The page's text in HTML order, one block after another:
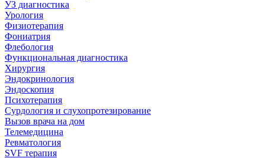
УЗ диагностика
Урология
Физиотерапия
Фониатрия
Флебология
Функциональная диагностика
Хирургия
Эндокринология
Эндоскопия
Психотерапия
Сурдология и слухопротезирование
Вызов врача на дом
Телемедицина
Ревматология
SVF терапия